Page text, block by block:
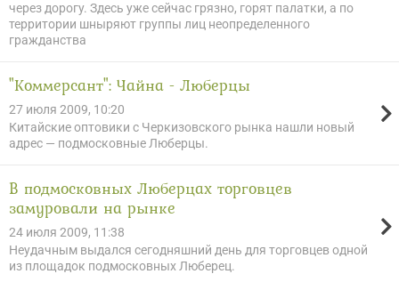
через дорогу. Здесь уже сейчас грязно, горят палатки, а по
территории шныряют группы лиц неопределенного
гражданства
"Коммерсант": Чайна - Люберцы
27 июля 2009, 10:20
Китайские оптовики с Черкизовского рынка нашли новый
адрес — подмосковные Люберцы.
В подмосковных Люберцах торговцев
замуровали на рынке
24 июля 2009, 11:38
Неудачным выдался сегодняшний день для торговцев одной
из площадок подмосковных Люберец.